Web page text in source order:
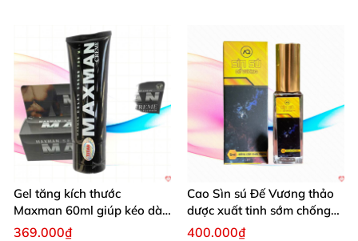
Gel tăng kích thước
Maxman 60ml giúp kéo dài
thời gian quan hệ hiệu quả
369.000₫
Cao Sìn sú Đế Vương thảo
dược xuất tinh sớm chống
hiệu quả nhất
400.000₫